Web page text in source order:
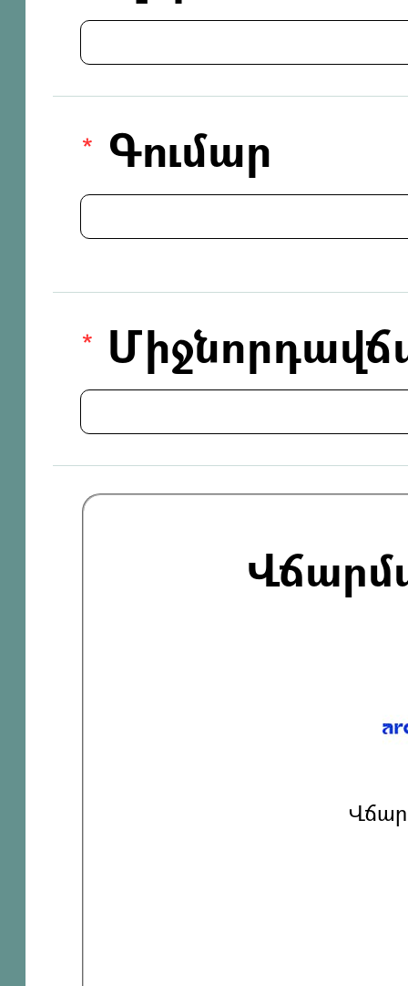
Գումար